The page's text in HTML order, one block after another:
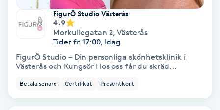
Coachning
Color correction
Cryoterapi
FigurÖ Studio Västerås
4.9
Morkullegatan 2, Västerås
Tider fr. 17:00, Idag
FigurÖ Studio – Din personliga skönhetsklinik i
Västerås och Kungsör Hos oss får du skräd...
Betala senare Certifikat Presentkort